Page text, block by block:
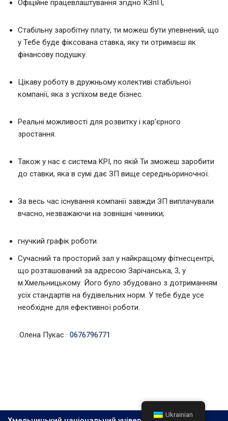
Офіційне працевлаштування згідно КЗпП,
Стабільну заробітну плату, ти можеш бути упевнений, що
у Тебе буде фіксована ставка, яку ти отримаєш як
фінансову подушку.
Цікаву роботу в дружньому колективі стабільної
компанії, яка з успіхом веде бізнес.
Реальні можливості для розвитку і кар’єрного
зростання.
Також у нас є система KPI, по якій Ти зможеш заробити
до ставки, яка в сумі дає ЗП вище середньориночної.
За весь час існування компанії завжди ЗП виплачували
вчасно, незважаючи на зовнішні чинники;
гнучкий графік роботи.
Сучасний та просторий зал у найкращому фітнесцентрі,
що розташований за адресою Зарічанська, 3, у
м.Хмельницькому. Його було збудовано з дотриманням
усіх стандартів на будівельних норм. У тебе буде усе
необхідне для ефективної роботи.
Олена Пукас· 0676796771
Ukrainian